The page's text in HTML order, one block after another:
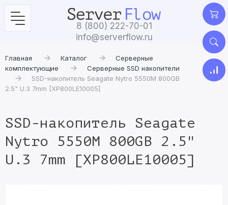
8 (800) 222-70-01
info@serverflow.ru
Главная Каталог
Серверные
комплектующие
Серверные SSD накопители
SSD-накопитель Seagate Nytro 5550M 800GB
2.5" U.3 7mm [XP800LE10005]
SSD-накопитель Seagate
Nytro 5550M 800GB 2.5"
U.3 7mm [XP800LE10005]